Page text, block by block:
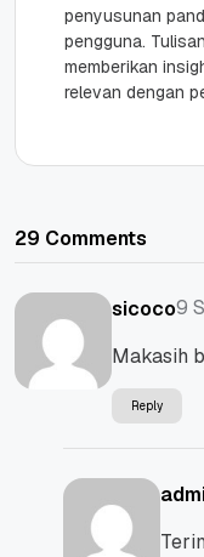
penyusunan
pengguna.
memberikan
relevan dengan
29 Comments
sicoco9
Makasih
Reply